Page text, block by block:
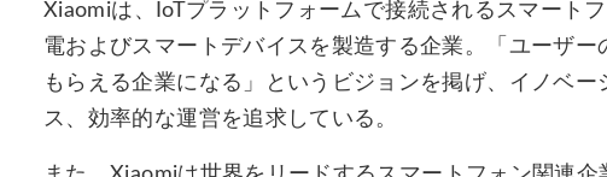
Xiaomiは、IoTプラットフォームで接続されるスマート
電およびスマートデバイスを製造する企業。「ユーザー
もらえる企業になる」というビジョンを掲げ、イノベ
ス、効率的な運営を追求している。